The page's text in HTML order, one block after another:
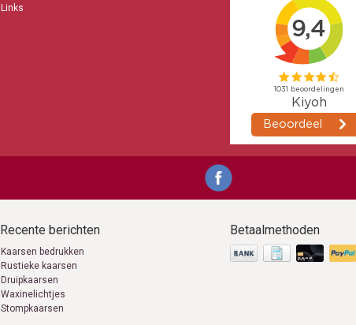
Links
Recente berichten
Kaarsen bedrukken
Rustieke kaarsen
Druipkaarsen
Waxinelichtjes
Stompkaarsen
Betaalmethoden